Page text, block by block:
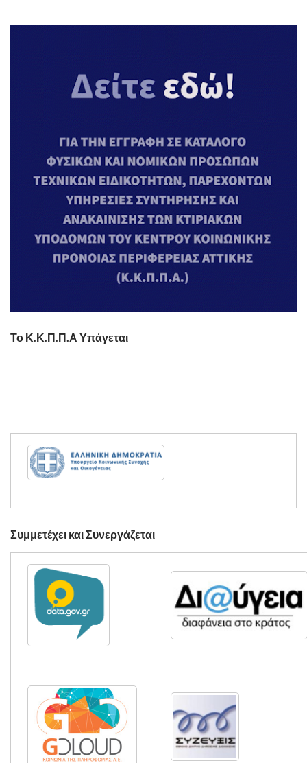
Το Κ.Κ.Π.Π.Α Υπάγεται
Συμμετέχει και Συνεργάζεται